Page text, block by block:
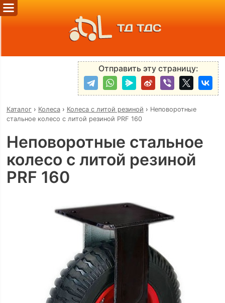
ТД ТДС
Отправить эту страницу:
Каталог› Колеса› Колеса с литой резиной › Неповоротные
стальное колесо с литой резиной PRF 160
Неповоротные стальное
колесо с литой резиной
PRF 160